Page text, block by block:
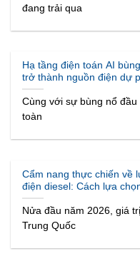
đang trải qua
Hạ tầng điện toán AI
trở thành nguồn điện dự
tâm dữ liệu?
Cùng với sự bùng nổ
toàn
Cẩm nang thực chiến về
điện diesel: Cách lựa
cầu bảo trì trong hệ
liệu năm 2026
Nửa đầu năm 2026, giá
Trung Quốc